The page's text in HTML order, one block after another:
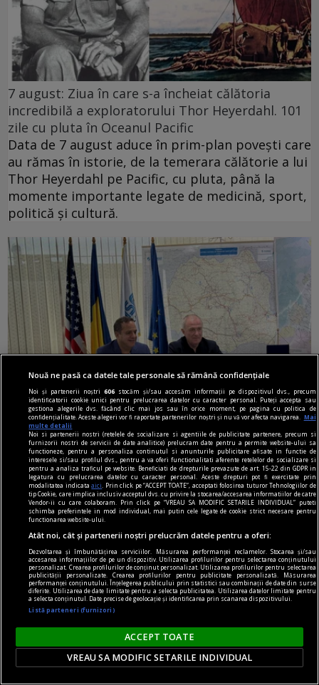
7 august: Ziua în care s-a încheiat călătoria
incredibilă a exploratorului Thor Heyerdahl. 101
zile cu pluta în Oceanul Pacific
Data de 7 august aduce în prim-plan povești care
au rămas în istorie, de la temerara călătorie a lui
Thor Heyerdahl pe Pacific, cu pluta, până la
momente importante legate de medicină, sport,
politică și cultură.
Parteneriat strategic transatlantic: Transgaz și
Argent LNG au semnat un Memorandum pentru
o investiție într-un terminal de GNL
Transgaz și compania americană Argent LNG au
semnat, miercuri, un Memorandum de Înțelegere
(MOU) prin care stabilesc cadrul pentru
explorarea unei investiții strategice de capital a
operatorului român în dezvoltatorul terminalului
american de gaze naturale lichefiate (GNL).
Nouă ne pasă ca datele tale personale să rămână confidențiale
Noi și partenerii noștri606 stocăm și/sau accesăm informații pe dispozitivul dvs., precum
identificatorii cookie unici pentru prelucrarea datelor cu caracter personal. Puteți accepta sau
gestiona alegerile dvs. făcând clic mai jos sau în orice moment, pe pagina cu politica de
confidențialitate. Aceste alegeri vor fi raportate partenerilor noștri și nu vă vor afecta navigarea.
Mai
multe detalii
Noi si partenerii nostri (retelele de socializare si agentiile de publicitate partenere, precum si
furnizorii nostri de servicii de date analitice) prelucram date pentru a permite website-ului sa
functioneze, pentru a personaliza continutul si anunturile publicitare afisate in functie de
interesele si/sau profilul dvs., pentru a va oferi functionalitati aferente retelelor de socializare si
pentru a analiza traficul pe website. Beneficiati de drepturile prevazute de art. 15-22 din GDPR in
legatura cu prelucrarea datelor cu caracter personal. Aceste drepturi pot fi exercitate prin
modalitatea indicataaici
. Prin click pe “ACCEPT TOATE”, acceptati folosirea tuturor Tehnologiilor de
tip Cookie, care implica inclusiv acceptul dvs. cu privire la stocarea/accesarea informatiilor de catre
Vendor-ii cu care colaboram. Prin click pe “VREAU SA MODIFIC SETARILE INDIVIDUAL” puteti
schimba preferintele in mod individual, mai putin cele legate de cookie strict necesare pentru
functionarea website-ului.
Atât noi, cât și partenerii noștri prelucrăm datele pentru a oferi:
Dezvoltarea și îmbunătățirea serviciilor. Măsurarea performanței reclamelor. Stocarea și/sau
accesarea informațiilor de pe un dispozitiv. Utilizarea profilurilor pentru selectarea conținutului
personalizat. Crearea profilurilor de conținut personalizat. Utilizarea profilurilor pentru selectarea
publicității personalizate. Crearea profilurilor pentru publicitate personalizată. Măsurarea
performanței conținutului. Înțelegerea publicului prin statistici sau combinații de date din surse
diferite. Utilizarea de date limitate pentru a selecta publicitatea. Utilizarea datelor limitate pentru
a selecta conținutul. Date precise de geolocație și identificarea prin scanarea dispozitivului.
Listă parteneri (furnizori)
ACCEPT TOATE
VREAU SA MODIFIC SETARILE INDIVIDUAL